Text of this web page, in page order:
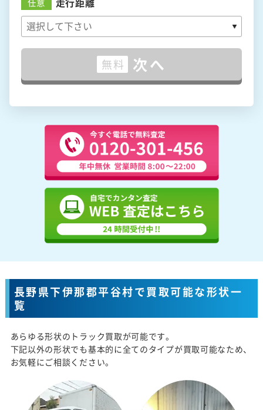
無料 次へ
長野県下伊那郡平谷村で買取可能な形状一
覧
あらゆる形状のトラック買取が可能です。
下記以外の形状でも基本的に全てのタイプが買取可能なため、
お気軽にご相談ください。